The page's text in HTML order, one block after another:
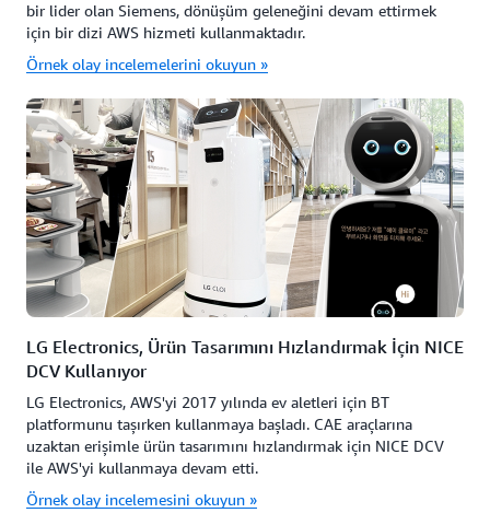
bir lider olan Siemens, dönüşüm geleneğini devam ettirmek
için bir dizi AWS hizmeti kullanmaktadır.
Örnek olay incelemelerini okuyun »
LG Electronics, Ürün Tasarımını Hızlandırmak İçin NICE
DCV Kullanıyor
LG Electronics, AWS'yi 2017 yılında ev aletleri için BT
platformunu taşırken kullanmaya başladı. CAE araçlarına
uzaktan erişimle ürün tasarımını hızlandırmak için NICE DCV
ile AWS'yi kullanmaya devam etti.
Örnek olay incelemesini okuyun »